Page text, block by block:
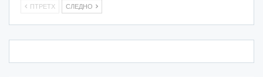
ПТРЕТХ СЛЕДНО